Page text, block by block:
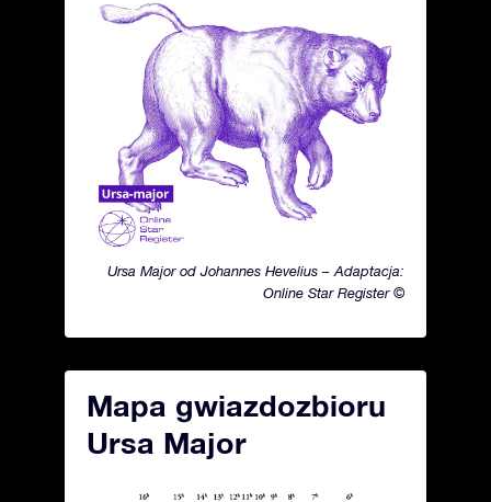
Ursa Major od Johannes Hevelius – Adaptacja:
Online Star Register ©
Mapa gwiazdozbioru
Ursa Major